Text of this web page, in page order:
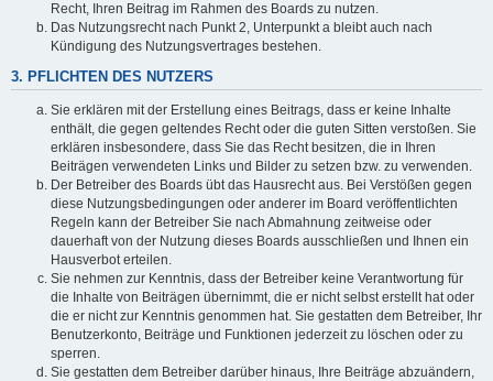
Recht, Ihren Beitrag im Rahmen des Boards zu nutzen.
Das Nutzungsrecht nach Punkt 2, Unterpunkt a bleibt auch nach
Kündigung des Nutzungsvertrages bestehen.
3. PFLICHTEN DES NUTZERS
Sie erklären mit der Erstellung eines Beitrags, dass er keine Inhalte
enthält, die gegen geltendes Recht oder die guten Sitten verstoßen. Sie
erklären insbesondere, dass Sie das Recht besitzen, die in Ihren
Beiträgen verwendeten Links und Bilder zu setzen bzw. zu verwenden.
Der Betreiber des Boards übt das Hausrecht aus. Bei Verstößen gegen
diese Nutzungsbedingungen oder anderer im Board veröffentlichten
Regeln kann der Betreiber Sie nach Abmahnung zeitweise oder
dauerhaft von der Nutzung dieses Boards ausschließen und Ihnen ein
Hausverbot erteilen.
Sie nehmen zur Kenntnis, dass der Betreiber keine Verantwortung für
die Inhalte von Beiträgen übernimmt, die er nicht selbst erstellt hat oder
die er nicht zur Kenntnis genommen hat. Sie gestatten dem Betreiber, Ihr
Benutzerkonto, Beiträge und Funktionen jederzeit zu löschen oder zu
sperren.
Sie gestatten dem Betreiber darüber hinaus, Ihre Beiträge abzuändern,